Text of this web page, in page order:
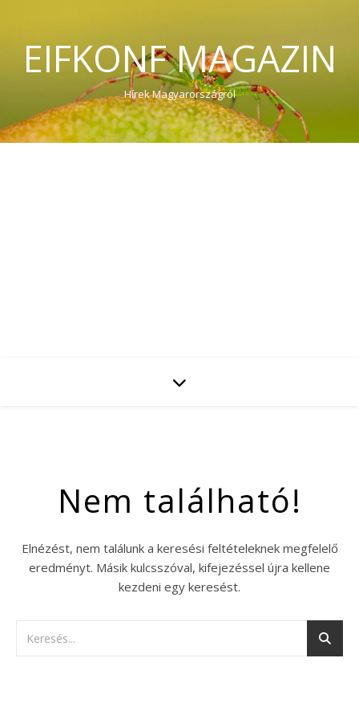
EIFKONF MAGAZIN
Hírek Magyarországról
Nem található!
Elnézést, nem találunk a keresési feltételeknek megfelelő
eredményt. Másik kulcsszóval, kifejezéssel újra kellene
kezdeni egy keresést.